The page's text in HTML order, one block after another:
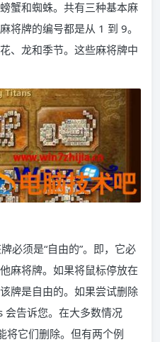
蟹和蜘蛛。共有三种基本麻
将牌的编号都是从 1 到 9。
、龙和季节。这些麻将牌中
必须是“自由的”。即，它必
麻将牌。如果将鼠标停放在
牌是自由的。如果尝试删除
告诉您。在大多数情况
将它们删除。但有两个例